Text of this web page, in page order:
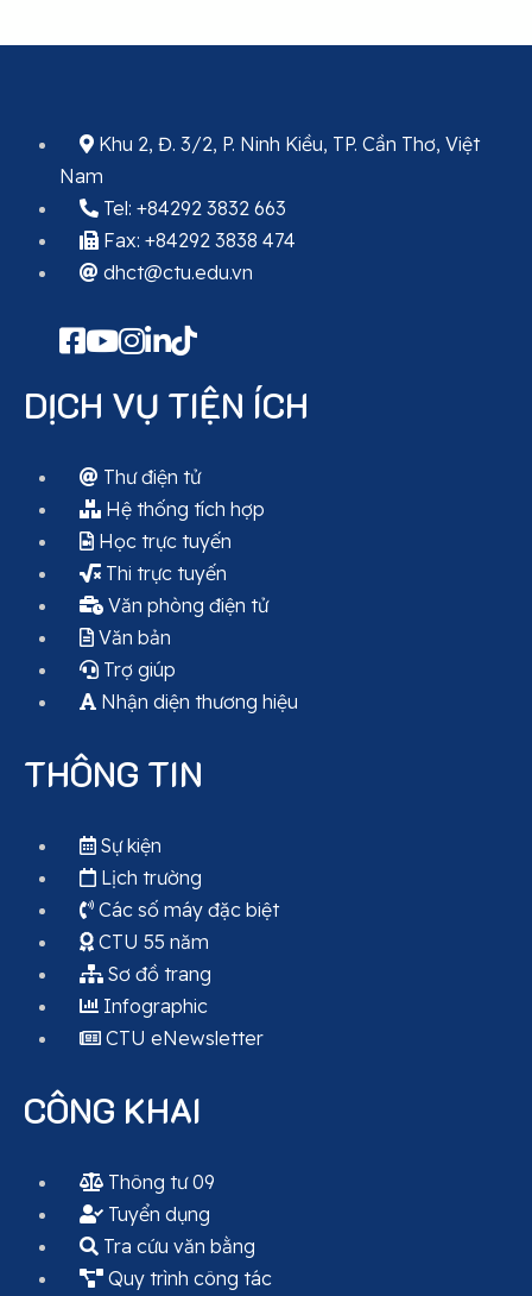
Khu 2, Đ. 3/2, P. Ninh Kiều, TP. Cần Thơ, Việt
Nam
Tel: +84292 3832 663
Fax: +84292 3838 474
dhct@ctu.edu.vn
DỊCH VỤ TIỆN ÍCH
Thư điện tử
Hệ thống tích hợp
Học trực tuyến
Thi trực tuyến
Văn phòng điện tử
Văn bản
Trợ giúp
Nhận diện thương hiệu
THÔNG TIN
Sự kiện
Lịch trường
Các số máy đặc biệt
CTU 55 năm
Sơ đồ trang
Infographic
CTU eNewsletter
CÔNG KHAI
Thông tư 09
Tuyển dụng
Tra cứu văn bằng
Quy trình công tác